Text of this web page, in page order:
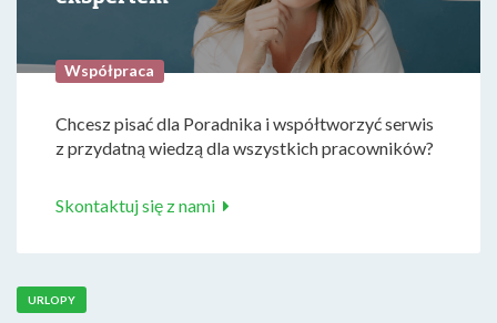
Współpraca
Chcesz pisać dla Poradnika i współtworzyć serwis
z przydatną wiedzą dla wszystkich pracowników?
Skontaktuj się z nami
URLOPY